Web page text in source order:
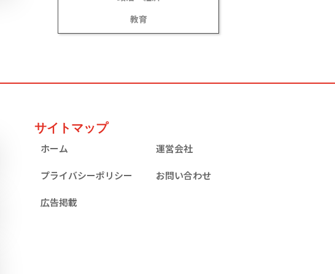
教育
サイトマップ
ホーム 運営会社
プライバシーポリシー​ お問い合わせ
広告掲載